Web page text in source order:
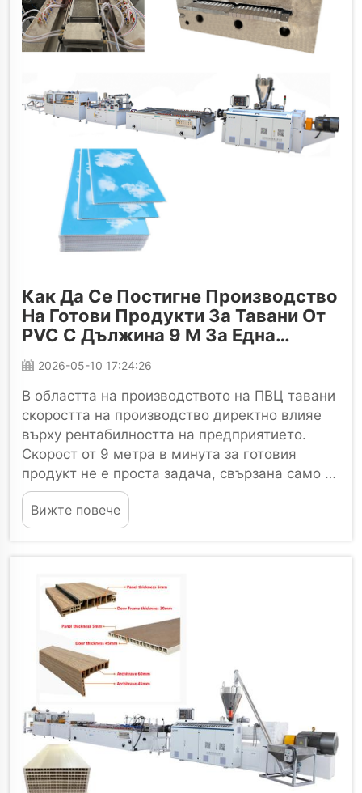
Как Да Се Постигне Производство
На Готови Продукти За Тавани От
PVC С Дължина 9 М За Една
Минута Чрез Напреднали
Технологии
2026-05-10 17:24:26
В областта на производството на ПВЦ тавани
скоростта на производство директно влияе
върху рентабилността на предприятието.
Скорост от 9 метра в минута за готовия
продукт не е проста задача, свързана само с
увеличаване на скоростта на екструдера.
Това изисква добре балансирана...
Вижте повече